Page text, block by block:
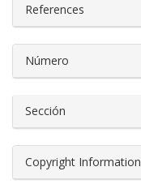
References
Número
Sección
Copyright Information